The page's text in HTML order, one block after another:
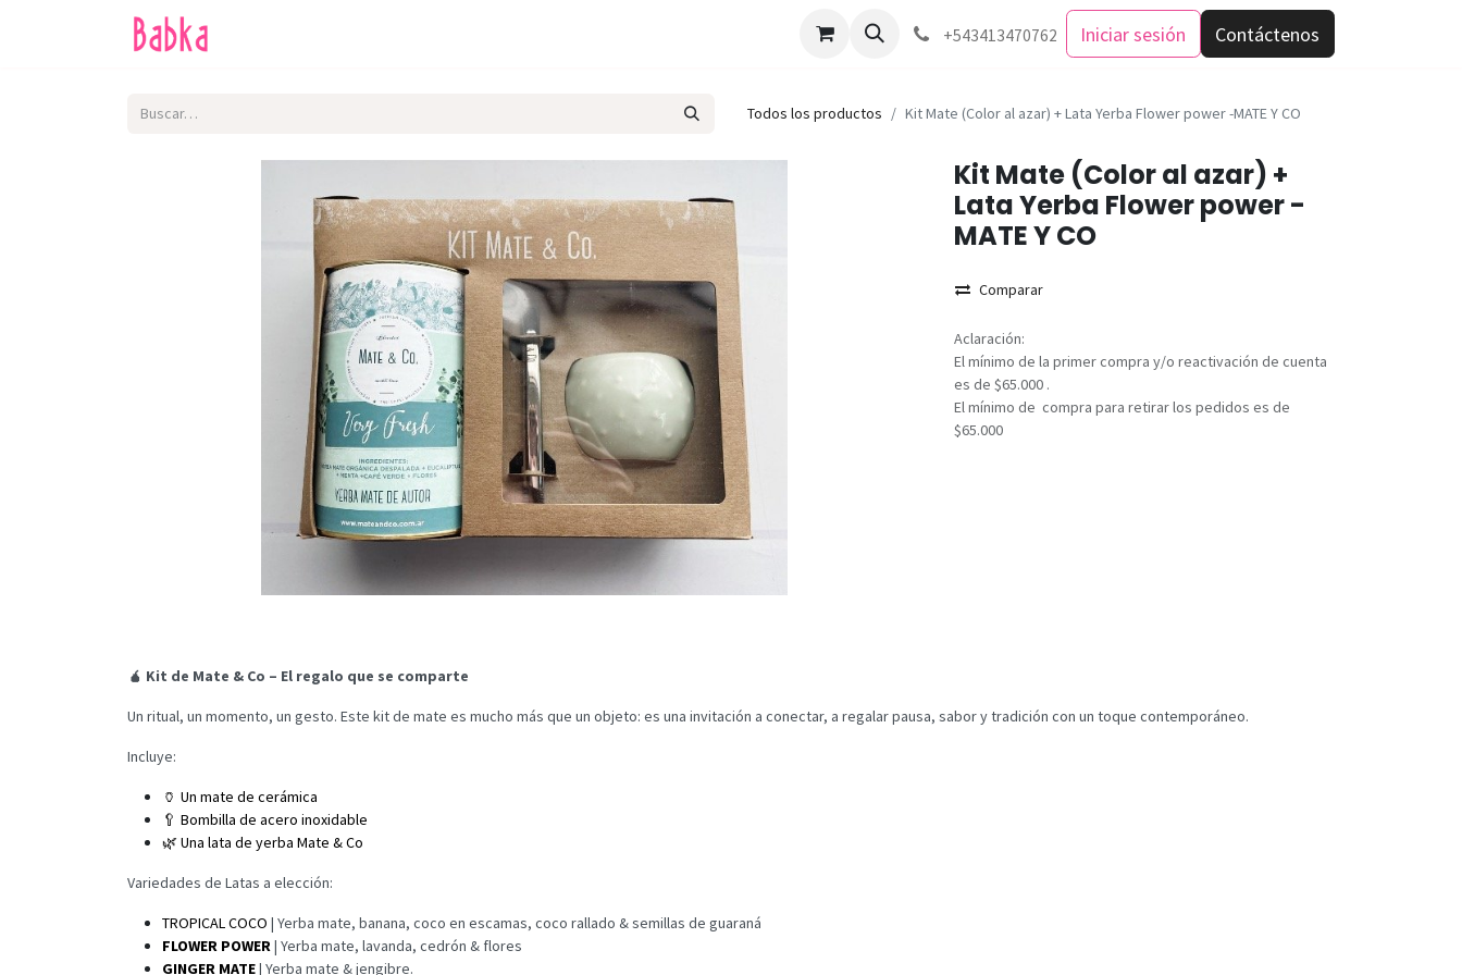
Como comprar +543413470762 Iniciar sesión Contáctenos
Todos los productos Kit Mate (Color al azar) + Lata Yerba Flower power -MATE Y CO
Kit Mate (Color al azar) +
Lata Yerba Flower power -
MATE Y CO
Comparar
Aclaración:
El mínimo de la primer compra y/o reactivación de cuenta
es de $65.000 .
El mínimo de compra para retirar los pedidos es de
$65.000
🧉 Kit de Mate & Co – El regalo que se comparte
Un ritual, un momento, un gesto. Este kit de mate es mucho más que un objeto: es una invitación a conectar, a regalar pausa, sabor y tradición con un toque contemporáneo.
Incluye:
🏺 Un mate de cerámica
🥄 Bombilla de acero inoxidable
🌿 Una lata de yerba Mate & Co
Variedades de Latas a elección:
TROPICAL COCO | Yerba mate, banana, coco en escamas, coco rallado & semillas de guaraná
FLOWER POWER| Yerba mate, lavanda, cedrón & flores
GINGER MATE| Yerba mate & jengibre.